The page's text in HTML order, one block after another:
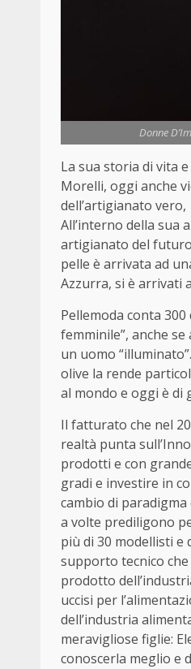
Donne
La sua storia di vita
Morelli, oggi anche
dell’artigianato
All’interno della sua
artigianato del
pelle è arrivata ad
Azzurra, si è arrivati
Pellemoda conta
femminile”, anche
un uomo
olive la rende
al mondo e oggi è di
Il fatturato che nel
realtà punta
prodotti e con
gradi e investire in
cambio di
a volte prediligono
più di 30 modellisti e
supporto tecnico
prodotto
uccisi per
dell’industria
meravigliose figlie:
conoscerla meglio e